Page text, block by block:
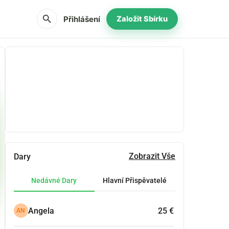
search Přihlášení Založit Sbírku
Dary Zobrazit Vše
Nedávné Dary Hlavní Přispěvatelé
AN Angela 25 €